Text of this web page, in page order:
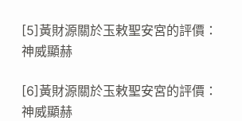
[5]黃財源關於玉敕聖安宮的評價：
神威顯赫
[6]黃財源關於玉敕聖安宮的評價：
神威顯赫